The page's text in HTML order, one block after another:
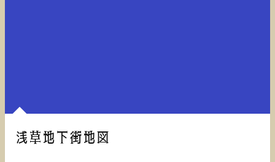
浅草地下街地図